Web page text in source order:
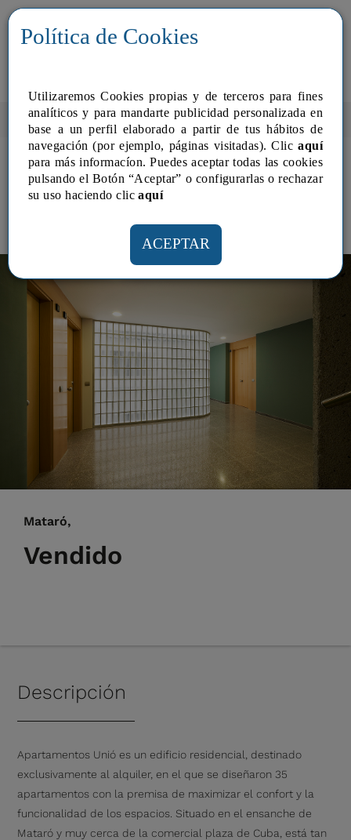
Home>Obra Nueva> Apartamentos Unió
Apartamentos Unió
Mataró,
Vendido
Descripción
Apartamentos Unió es un edificio residencial, destinado
exclusivamente al alquiler, en el que se diseñaron 35
apartamentos con la premisa de maximizar el confort y la
funcionalidad de los espacios. Situado en el ensanche de
Mataró y muy cerca de la comercial plaza de Cuba, está tan
Política de Cookies
Utilizaremos Cookies propias y de terceros para fines
analí­ticos y para mandarte publicidad personalizada en
base a un perfil elaborado a partir de tus hábitos de
navegación (por ejemplo, páginas visitadas). Clicaquí
para más informacíon. Puedes aceptar todas las cookies
pulsando el Botón “Aceptar” o configurarlas o rechazar
su uso haciendo clicaquí­
ACEPTAR